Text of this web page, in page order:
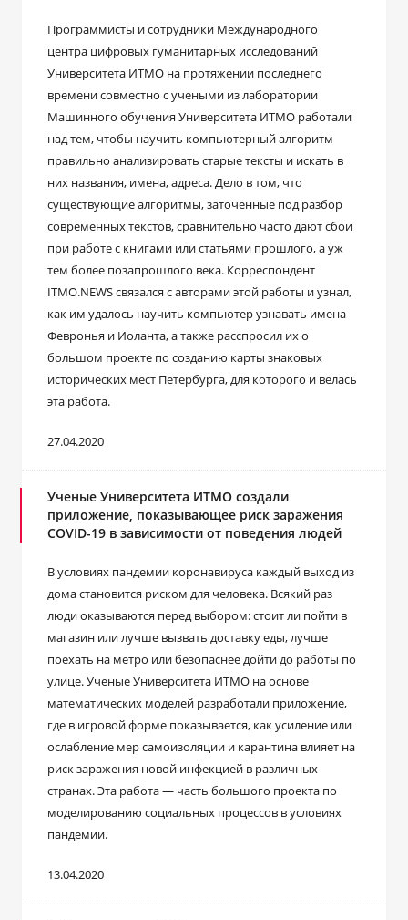
Программисты и сотрудники Международного
центра цифровых гуманитарных исследований
Университета ИТМО на протяжении последнего
времени совместно с учеными из лаборатории
Машинного обучения Университета ИТМО работали
над тем, чтобы научить компьютерный алгоритм
правильно анализировать старые тексты и искать в
них названия, имена, адреса. Дело в том, что
существующие алгоритмы, заточенные под разбор
современных текстов, сравнительно часто дают сбои
при работе с книгами или статьями прошлого, а уж
тем более позапрошлого века. Корреспондент
ITMO.NEWS связался с авторами этой работы и узнал,
как им удалось научить компьютер узнавать имена
Февронья и Иоланта, а также расспросил их о
большом проекте по созданию карты знаковых
исторических мест Петербурга, для которого и велась
эта работа.
27.04.2020
Ученые Университета ИТМО создали
приложение, показывающее риск заражения
COVID-19 в зависимости от поведения людей
В условиях пандемии коронавируса каждый выход из
дома становится риском для человека. Всякий раз
люди оказываются перед выбором: стоит ли пойти в
магазин или лучше вызвать доставку еды, лучше
поехать на метро или безопаснее дойти до работы по
улице. Ученые Университета ИТМО на основе
математических моделей разработали приложение,
где в игровой форме показывается, как усиление или
ослабление мер самоизоляции и карантина влияет на
риск заражения новой инфекцией в различных
странах. Эта работа — часть большого проекта по
моделированию социальных процессов в условиях
пандемии.
13.04.2020